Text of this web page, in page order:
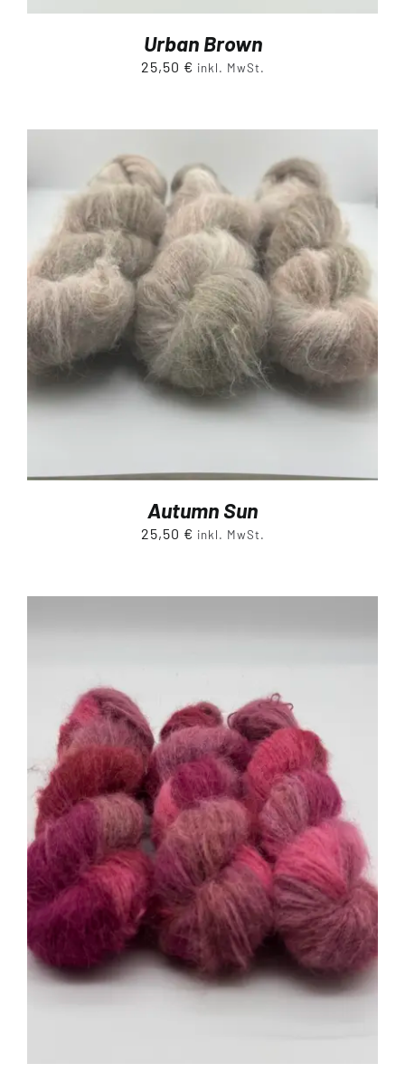
Urban Brown
25,50 € inkl. MwSt.
Autumn Sun
25,50 € inkl. MwSt.